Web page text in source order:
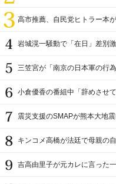
高市推薦、自民党ヒトラー本
岩城滉一騒動で「在日」差別
三笠宮が「南京の日本軍の行為
小倉優香の番組中「辞めさせ
震災支援のSMAPが熊本大地
キンコメ高橋が法廷で母親の
吉高由里子が元カレに言った